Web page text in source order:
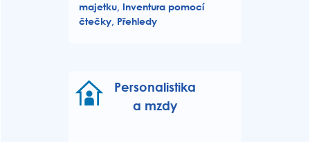
majetku, Inventura pomocí
čtečky, Přehledy
Personalistika
a mzdy